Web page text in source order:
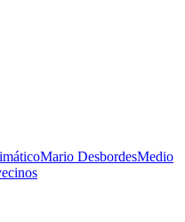
Mario DesbordesMedio